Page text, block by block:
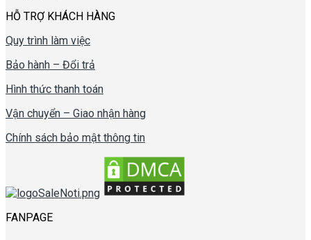
HỖ TRỢ KHÁCH HÀNG
Quy trình làm việc
Bảo hành – Đổi trả
Hình thức thanh toán
Vận chuyển – Giao nhận hàng
Chính sách bảo mật thông tin
FANPAGE